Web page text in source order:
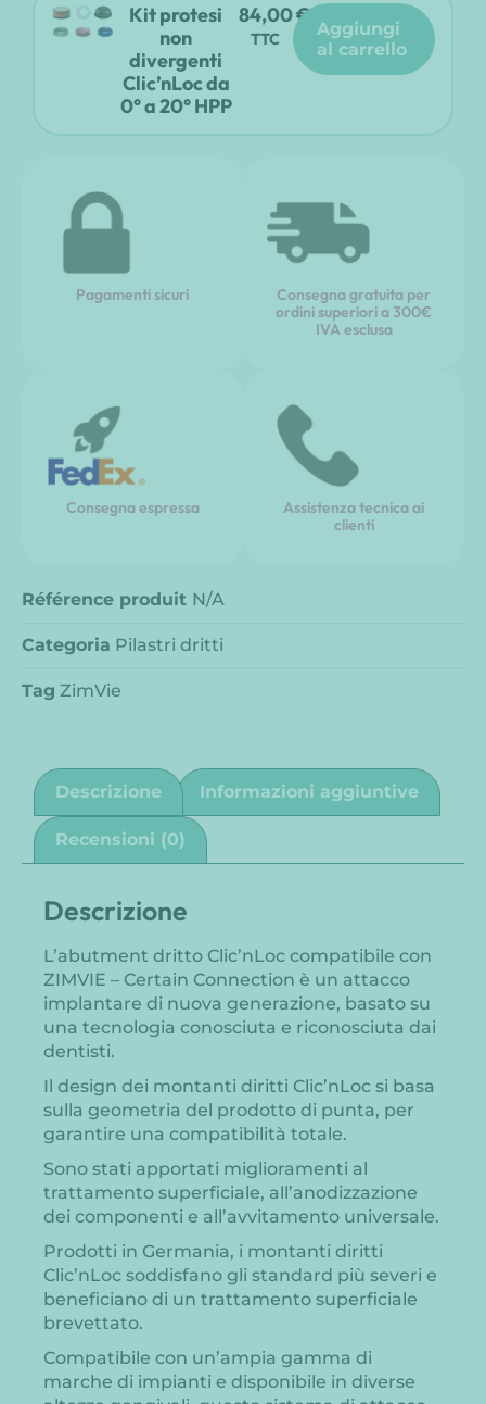
Kit protesi
non
divergenti
Clic’nLoc da
0° a 20° HPP
84,00€
TTC
aggiungi
al carrello
Pagamenti sicuri
Consegna gratuita per
ordini superiori a 300€
IVA esclusa
Consegna espressa
Assistenza tecnica ai
clienti
Référence produit N/A
Categoria Pilastri dritti
Tag ZimVie
Descrizione Informazioni aggiuntive
Recensioni (0)
Descrizione
L’abutment dritto Clic’nLoc compatibile con
ZIMVIE – Certain Connection è un attacco
implantare di nuova generazione, basato su
una tecnologia conosciuta e riconosciuta dai
dentisti.
Il design dei montanti diritti Clic’nLoc si basa
sulla geometria del prodotto di punta, per
garantire una compatibilità totale.
Sono stati apportati miglioramenti al
trattamento superficiale, all’anodizzazione
dei componenti e all’avvitamento universale.
Prodotti in Germania, i montanti diritti
Clic’nLoc soddisfano gli standard più severi e
beneficiano di un trattamento superficiale
brevettato.
Compatibile con un’ampia gamma di
marche di impianti e disponibile in diverse